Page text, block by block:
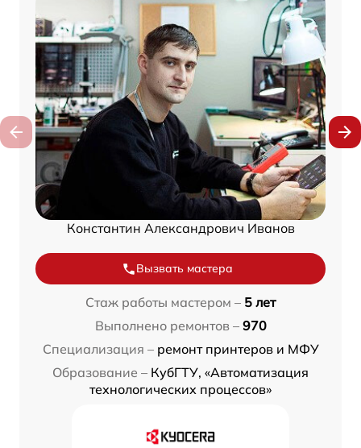
Константин Александрович Иванов
Вызвать мастера
Стаж работы мастером – 5 лет
Выполнено ремонтов – 970
Специализация – ремонт принтеров и МФУ
Образование – КубГТУ, «Автоматизация
технологических процессов»